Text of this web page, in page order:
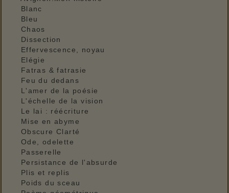
Blanc
Bleu
Chaos
Dissection
Effervescence, noyau
Elégie
Fatras & fatrasie
Feu du dedans
L'amer de la poésie
L'échelle de la vision
Le lai : réécriture
Mise en abyme
Obscure Clarté
Ode, odelette
Passerelle
Persistance de l'absurde
Plis et replis
Poids du sceau